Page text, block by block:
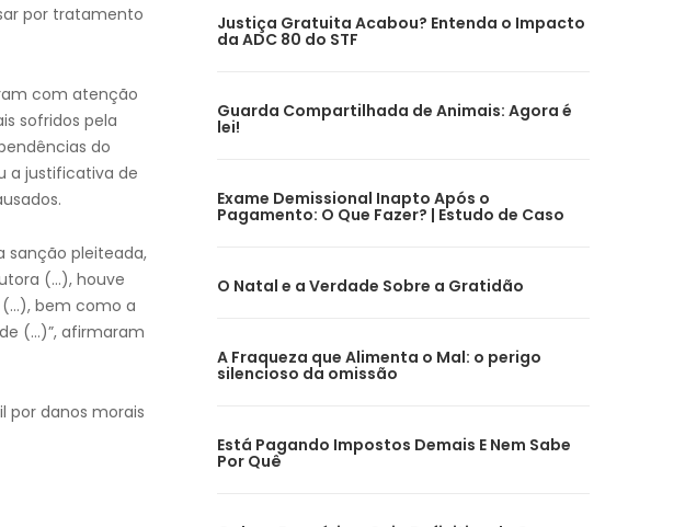
por tratamento
com atenção
sofridos pela
do
a justificativa de
sanção pleiteada,
(…), houve
bem como a
(…)”, afirmaram
por danos morais
Justiça Gratuita Acabou? Entenda o Impacto
da ADC 80 do STF
Guarda Compartilhada de Animais: Agora é
lei!
Exame Demissional Inapto Após o
Pagamento: O Que Fazer? | Estudo de Caso
O Natal e a Verdade Sobre a Gratidão
A Fraqueza que Alimenta o Mal: o perigo
silencioso da omissão
Está Pagando Impostos Demais E Nem Sabe
Por Quê